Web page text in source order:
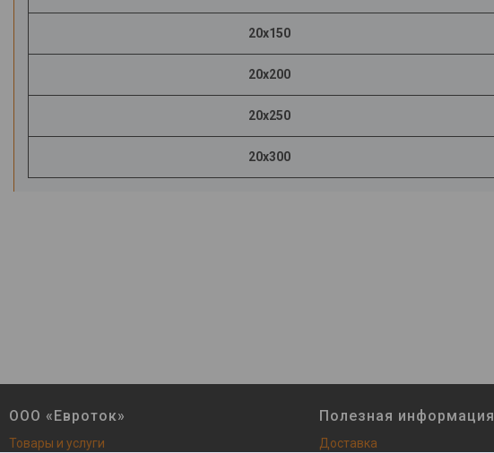
20х150
20х200
20х250
20х300
ООО «Евроток»
Товары и услуги
Полезная информация
Доставка